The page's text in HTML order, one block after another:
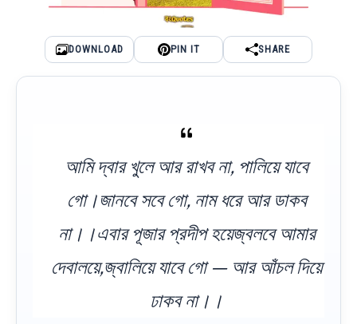
DOWNLOAD PIN IT SHARE
আমি দ্বার খুলে আর রাখব না, পালিয়ে যাবে
গো।জানবে সবে গো, নাম ধরে আর ডাকব
না।।এবার পূজার প্রদীপ হয়েজ্বলবে আমার
দেবালয়ে,জ্বালিয়ে যাবে গো — আর আঁচল দিয়ে
ঢাকব না।।